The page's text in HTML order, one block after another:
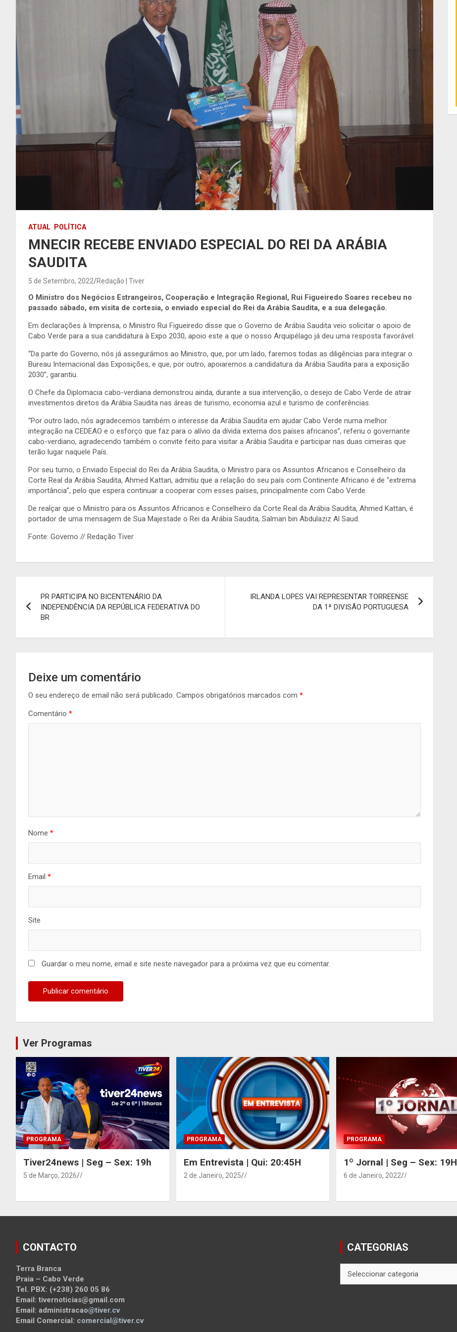
ATUAL POLÍTICA
MNECIR RECEBE ENVIADO ESPECIAL DO REI DA ARÁBIA
SAUDITA
5 de Setembro, 2022 Redação | Tiver
O Ministro dos Negócios Estrangeiros, Cooperação e Integração Regional, Rui Figueiredo Soares recebeu no
passado sábado, em visita de cortesia, o enviado especial do Rei da Arábia Saudita, e a sua delegação.
Em declarações à Imprensa, o Ministro Rui Figueiredo disse que o Governo de Arábia Saudita veio solicitar o apoio de
Cabo Verde para a sua candidatura à Expo 2030, apoio este a que o nosso Arquipélago já deu uma resposta favorável.
“Da parte do Governo, nós já assegurámos ao Ministro, que, por um lado, faremos todas as diligências para integrar o
Bureau Internacional das Exposições, e que, por outro, apoiaremos a candidatura da Arábia Saudita para a exposição
2030”, garantiu.
O Chefe da Diplomacia cabo-verdiana demonstrou ainda, durante a sua intervenção, o desejo de Cabo Verde de atrair
investimentos diretos da Arábia Saudita nas áreas de turismo, economia azul e turismo de conferências.
“Por outro lado, nós agradecemos também o interesse da Arábia Saudita em ajudar Cabo Verde numa melhor
integração na CEDEAO e o esforço que faz para o alívio da dívida externa dos países africanos”, referiu o governante
cabo-verdiano, agradecendo também o convite feito para visitar a Arábia Saudita e participar nas duas cimeiras que
terão lugar naquele País.
Por seu turno, o Enviado Especial do Rei da Arábia Saudita, o Ministro para os Assuntos Africanos e Conselheiro da
Corte Real da Arábia Saudita, Ahmed Kattan, admitiu que a relação do seu país com Continente Africano é de “extrema
importância”, pelo que espera continuar a cooperar com esses países, principalmente com Cabo Verde.
De realçar que o Ministro para os Assuntos Africanos e Conselheiro da Corte Real da Arábia Saudita, Ahmed Kattan, é
portador de uma mensagem de Sua Majestade o Rei da Arábia Saudita, Salman bin Abdulaziz Al Saud.
Fonte: Governo // Redação Tiver
de
PR PARTICIPA NO BICENTENÁRIO DA
INDEPENDÊNCIA DA REPÚBLICA FEDERATIVA DO
BR
IRLANDA LOPES VAI REPRESENTAR TORREENSE
DA 1ª DIVISÃO PORTUGUESA
Deixe um comentário
O seu endereço de email não será publicado. Campos obrigatórios marcados com *
Comentário *
Nome *
Email *
Site
Guardar o meu nome, email e site neste navegador para a próxima vez que eu comentar.
Ver Programas
PROGRAMA
Tiver24news | Seg – Sex: 19h
5 de Março, 2026 /
PROGRAMA
Em Entrevista | Qui: 20:45H
2 de Janeiro, 2025 /
PROGRAMA
1º Jornal | Seg – Sex: 19H
6 de Janeiro, 2022 /
CONTACTO
Terra Branca
Praia – Cabo Verde
Tel. PBX: (+238) 260 05 86
Email: tivernoticias@gmail.com
Email: administracao@tiver.cv
Email Comercial: comercial@tiver.cv
CATEGORIAS